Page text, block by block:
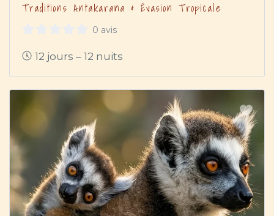
Traditions Antakarana & Évasion Tropicale
0 avis
12 jours – 12 nuits